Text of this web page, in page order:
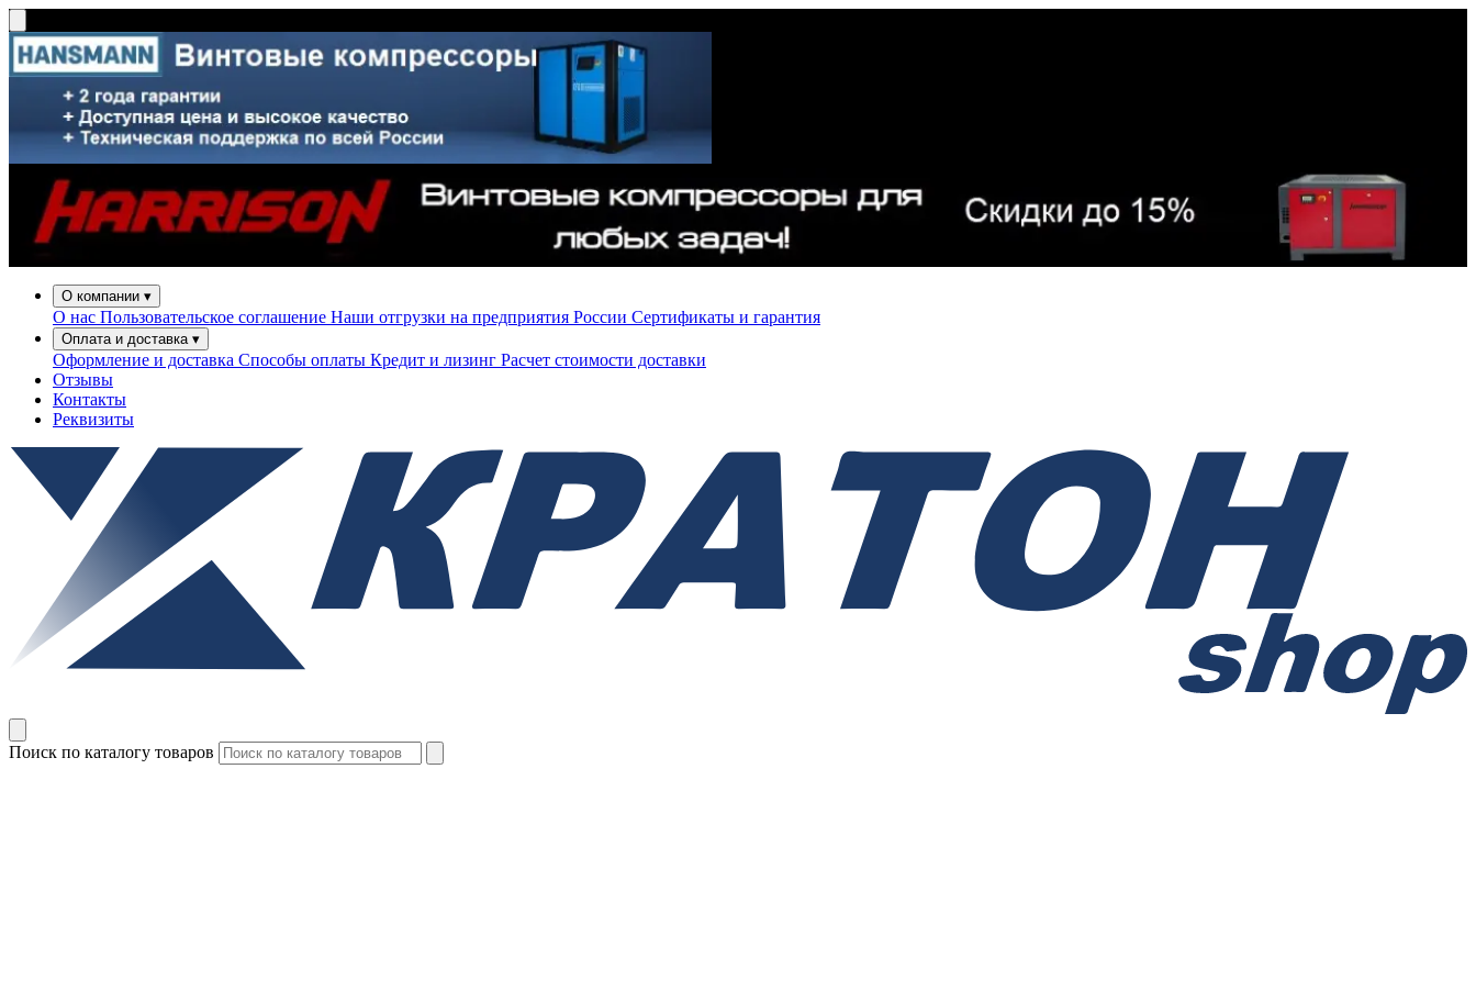
О компании ▾
О нас Пользовательское соглашение Наши отгрузки на предприятия России Сертификаты и гарантия
Оплата и доставка ▾
Оформление и доставка Способы оплаты Кредит и лизинг Расчет стоимости доставки
Отзывы
Контакты
Реквизиты
Поиск по каталогу товаров